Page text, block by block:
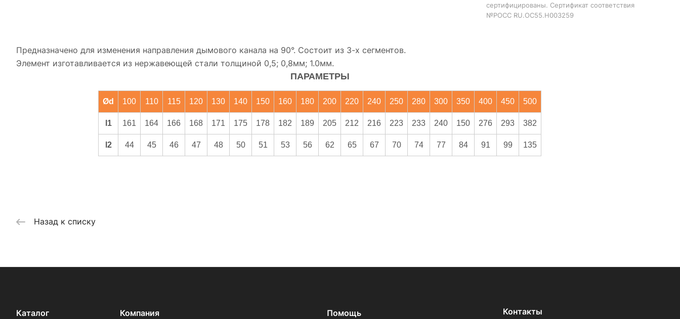
сертифицированы. Сертификат соответствия
№РОСС RU.ОС55.Н003259
Предназначено для изменения направления дымового канала на 90°. Состоит из 3-х сегментов.
Элемент изготавливается из нержавеющей стали толщиной 0,5; 0,8мм; 1.0мм.
ПАРАМЕТРЫ
Ød 100 110 115 120 130 140 150 160 180 200 220 240 250 280 300 350 400 450 500
l1 161 164 166 168 171 175 178 182 189 205 212 216 223 233 240 150 276 293 382
l2 44 45 46 47 48 50 51 53 56 62 65 67 70 74 77 84 91 99 135
Назад к списку
Каталог Компания Помощь Контакты